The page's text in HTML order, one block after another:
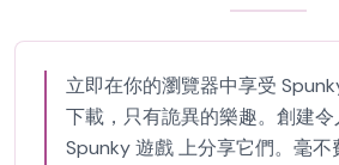
立即在你的瀏覽器中享受
下載，只有詭異的樂趣。創建
Spunky 遊戲 上分享它們。毫不